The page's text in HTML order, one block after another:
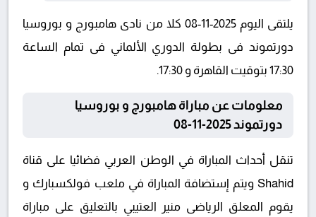
يلتقى اليوم 2025-11-08 كلا من نادى هامبورج و بوروسيا
دورتموند فى بطولة الدوري الألماني فى تمام الساعة
17:30 بتوقيت القاهرة و 17:30.
معلومات عن مباراة هامبورج و بوروسيا
دورتموند 2025-11-08
تنقل أحداث المباراة في الوطن العربي فضائيا على قناة
Shahid ويتم إستضافة المباراة في ملعب فولكسبارك و
يقوم المعلق الرياضى منير العتيبي بالتعليق على مباراة